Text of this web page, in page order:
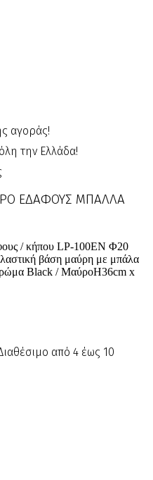
αγοράς!
την Ελλάδα!
ΕΔΑΦΟΥΣ ΜΠΑΛΛΑ
/ κήπου LP-100EN Φ20
βάση μαύρη με μπάλα
Black / ΜαύροΗ36cm x
από 4 έως 10